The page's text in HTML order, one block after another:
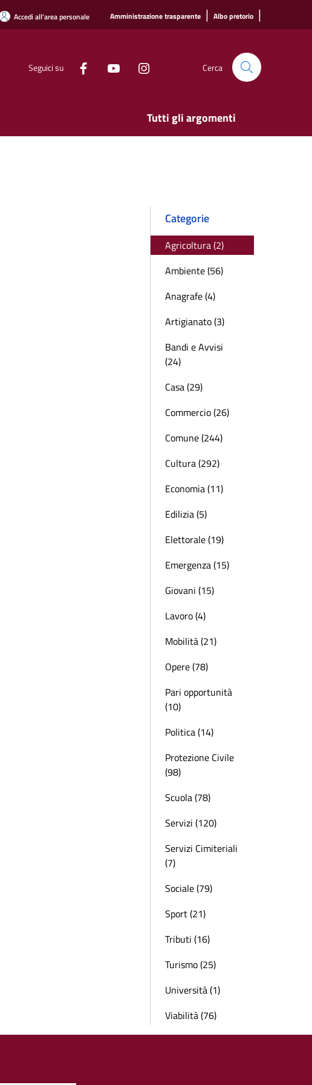
Accedi all'area personale Amministrazione trasparente | Albo pretorio |
Seguici su Cerca
Tutti gli argomenti
Categorie
Agricoltura (2)
Ambiente (56)
Anagrafe (4)
Artigianato (3)
Bandi e Avvisi
(24)
Casa (29)
Commercio (26)
Comune (244)
Cultura (292)
Economia (11)
Edilizia (5)
Elettorale (19)
Emergenza (15)
Giovani (15)
Lavoro (4)
Mobilità (21)
Opere (78)
Pari opportunità
(10)
Politica (14)
Protezione Civile
(98)
Scuola (78)
Servizi (120)
Servizi Cimiteriali
(7)
Sociale (79)
Sport (21)
Tributi (16)
Turismo (25)
Università (1)
Viabilità (76)